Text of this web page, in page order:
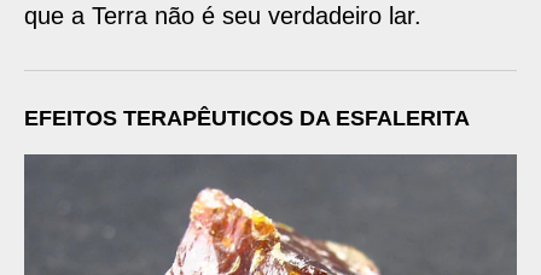
que a Terra não é seu verdadeiro lar.
EFEITOS TERAPÊUTICOS DA ESFALERITA